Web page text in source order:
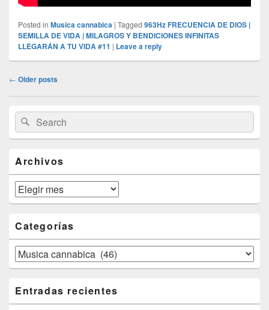
Posted in Musica cannabica | Tagged 963Hz FRECUENCIA DE DIOS |
SEMILLA DE VIDA | MILAGROS Y BENDICIONES INFINITAS
LLEGARÁN A TU VIDA #11 | Leave a reply
Post
← Older posts
Primary
Sidebar
Widget
Area
Search
for:
Search
Archivos
Archivos
Categorías
Categorías
Entradas recientes